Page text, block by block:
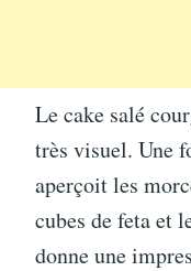
Le cake salé
très visuel. Une
aperçoit les
cubes de feta et
donne une